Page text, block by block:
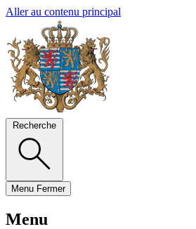
Aller au contenu principal
Recherche
Menu Fermer
Menu